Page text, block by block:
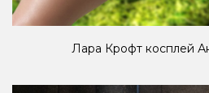
Лара Крофт косплей